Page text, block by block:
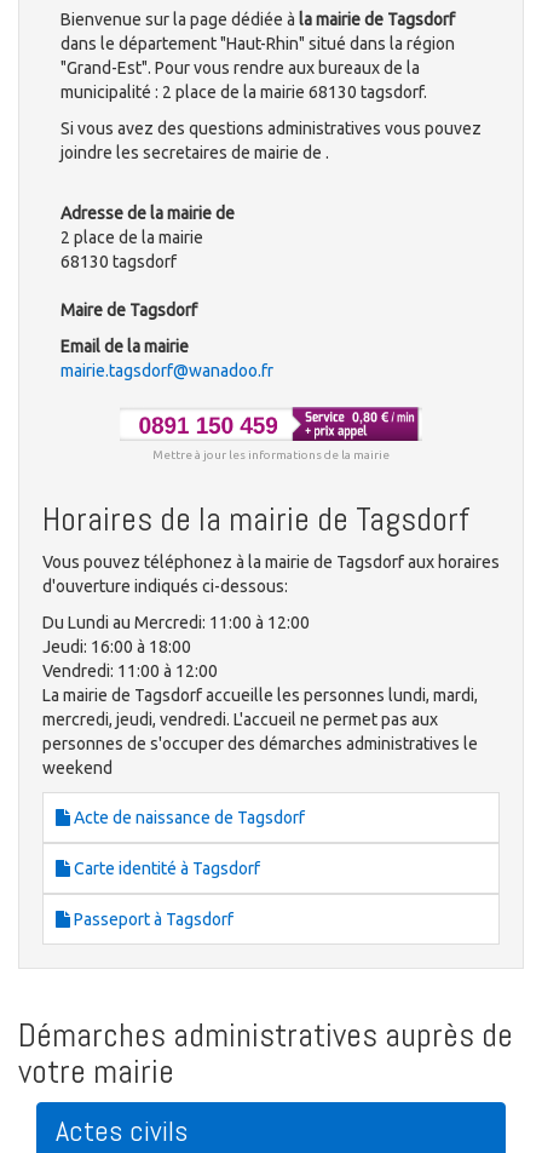
Bienvenue sur la page dédiée à la mairie de Tagsdorf
dans le département "Haut-Rhin" situé dans la région
"Grand-Est". Pour vous rendre aux bureaux de la
municipalité : 2 place de la mairie 68130 tagsdorf.
Si vous avez des questions administratives vous pouvez
joindre les secretaires de mairie de .
Adresse de la mairie de
2 place de la mairie
68130 tagsdorf
Maire de Tagsdorf
Email de la mairie
mairie.tagsdorf@wanadoo.fr
Mettre à jour les informations de la mairie
Horaires de la mairie de Tagsdorf
Vous pouvez téléphonez à la mairie de Tagsdorf aux horaires
d'ouverture indiqués ci-dessous:
Du Lundi au Mercredi: 11:00 à 12:00
Jeudi: 16:00 à 18:00
Vendredi: 11:00 à 12:00
La mairie de Tagsdorf accueille les personnes lundi, mardi,
mercredi, jeudi, vendredi. L'accueil ne permet pas aux
personnes de s'occuper des démarches administratives le
weekend
Acte de naissance de Tagsdorf
Carte identité à Tagsdorf
Passeport à Tagsdorf
Démarches administratives auprès de
votre mairie
Actes civils